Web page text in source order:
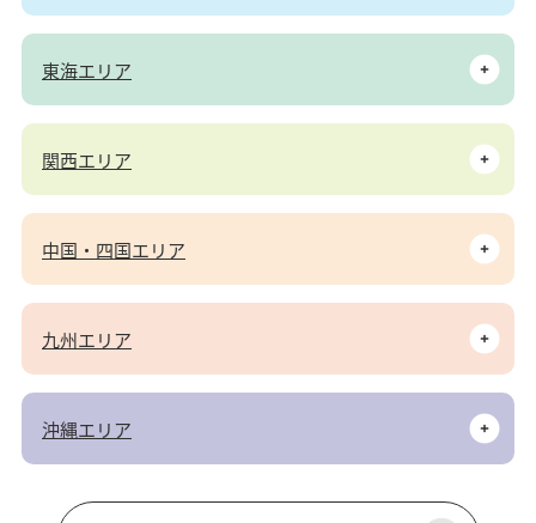
東海エリア
関西エリア
中国・四国エリア
九州エリア
沖縄エリア